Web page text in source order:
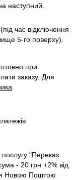
наступний.
час відключення
5-го поверху).
при
заказу. Для
"Переказ
- 20 грн +2% від
Новою Поштою